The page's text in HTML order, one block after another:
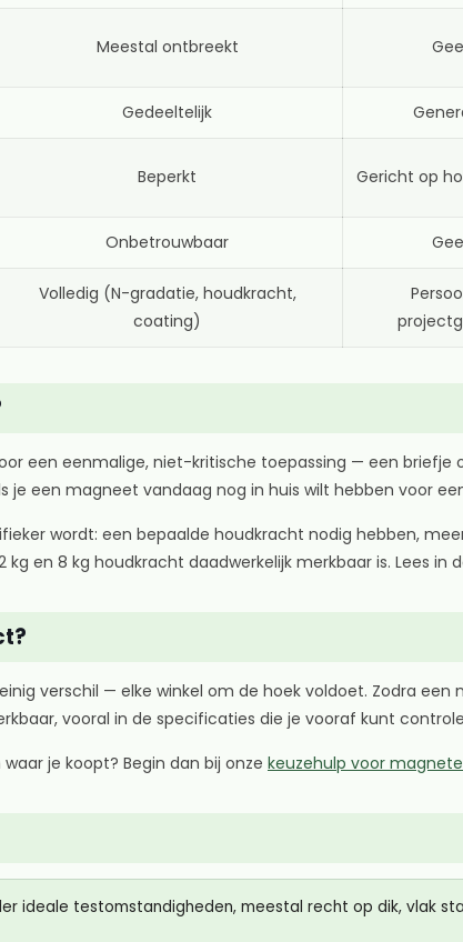
Meestal ontbreekt
Gedeeltelijk
Beperkt Gericht op
Onbetrouwbaar
Volledig (N-gradatie, houdkracht,
coating)
een eenmalige, niet-kritische toepassing — een
een magneet vandaag nog in huis wilt hebben voor
wordt: een bepaalde houdkracht nodig hebben,
en 8 kg houdkracht daadwerkelijk merkbaar is. Lees in
verschil — elke winkel om de hoek voldoet. Zodra
vooral in de specificaties die je vooraf kunt
je koopt? Begin dan bij onze keuzehulp voor
ideale testomstandigheden, meestal recht op dik, vlak